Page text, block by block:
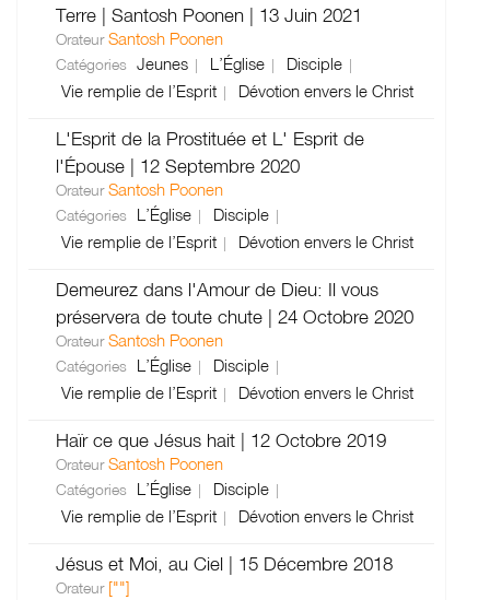
Terre | Santosh Poonen | 13 Juin 2021
OrateurSantosh Poonen
Catégories Jeunes L’Église
Disciple
Vie remplie de l’Esprit
Dévotion envers le Christ
L'Esprit de la Prostituée et L' Esprit de
l'Épouse | 12 Septembre 2020
OrateurSantosh Poonen
Catégories L’Église
Disciple
Vie remplie de l’Esprit
Dévotion envers le Christ
Demeurez dans l'Amour de Dieu: Il vous
préservera de toute chute | 24 Octobre 2020
OrateurSantosh Poonen
Catégories L’Église
Disciple
Vie remplie de l’Esprit
Dévotion envers le Christ
Haïr ce que Jésus hait | 12 Octobre 2019
OrateurSantosh Poonen
Catégories L’Église
Disciple
Vie remplie de l’Esprit
Dévotion envers le Christ
Jésus et Moi, au Ciel | 15 Décembre 2018
Orateur [""]